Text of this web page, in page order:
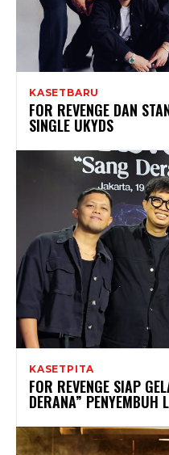
KASETBARU
FOR REVENGE DAN
SINGLE UKYDS
KASETPITA
FOR REVENGE SIAP
DERANA” PENYEMBUH